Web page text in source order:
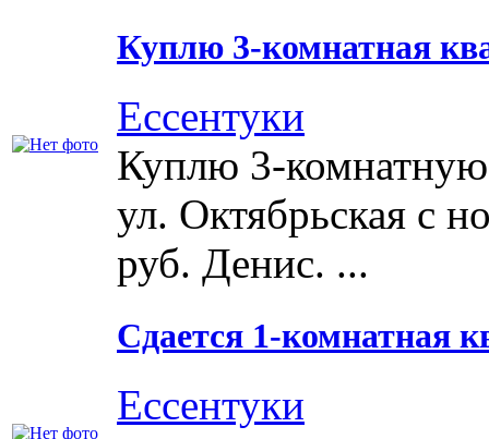
Куплю 3-комнатная
Ессентуки
Куплю 3-комнатную
ул. Октябрьская с
руб. Денис. ...
Сдается 1-комнатная
Ессентуки